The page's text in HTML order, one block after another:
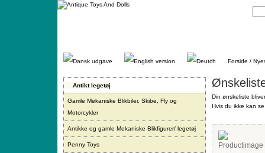
Gå
Forside /
Antikt legetøj
Gamle Mekaniske Blikbiler, Skibe, Fly og
Motorcykler
Antikke og gamle Mekaniske Blikfigurer/ legetøj
Penny Toys
Din ønskeliste
Hvis du ikke kan